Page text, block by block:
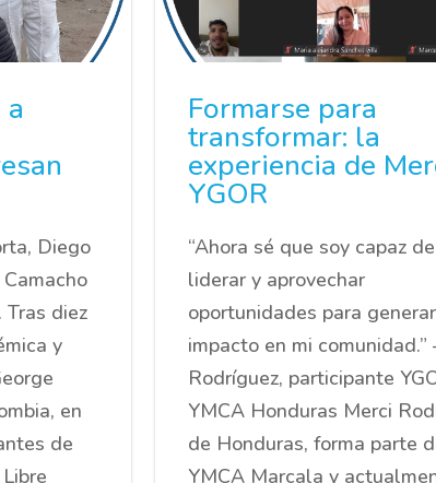
Diego
Tras diez
y
en
de
Formarse para
transformar: la
experiencia de
YGOR
“Ahora sé que soy capaz
liderar y aprovechar
oportunidades para
impacto en mi comunidad.”
Rodríguez, participante
YMCA Honduras Merci
de Honduras, forma parte
YMCA Marcala y